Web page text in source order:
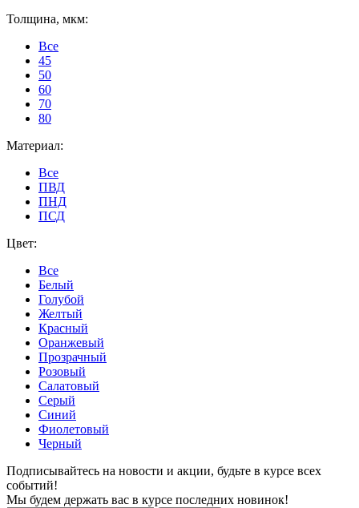
Толщина, мкм:
Все
45
50
60
70
80
Материал:
Все
ПВД
ПНД
ПСД
Цвет:
Все
Белый
Голубой
Желтый
Красный
Оранжевый
Прозрачный
Розовый
Салатовый
Серый
Синий
Фиолетовый
Черный
Подписывайтесь на новости и акции, будьте в курсе всех
событий!
Мы будем держать вас в курсе последних новинок!